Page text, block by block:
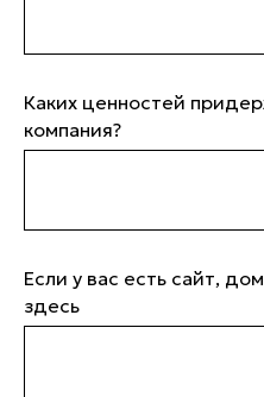
Каких ценностей
компания?
Если у вас есть сайт,
здесь